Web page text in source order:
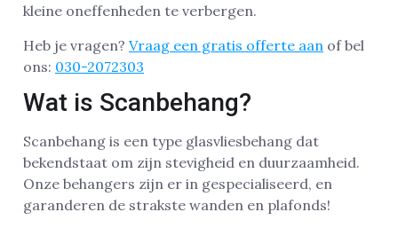
kleine oneffenheden te verbergen.
Heb je vragen? Vraag een gratis offerte aan of bel
ons: 030-2072303
Wat is Scanbehang?
Scanbehang is een type glasvliesbehang dat
bekendstaat om zijn stevigheid en duurzaamheid.
Onze behangers zijn er in gespecialiseerd, en
garanderen de strakste wanden en plafonds!